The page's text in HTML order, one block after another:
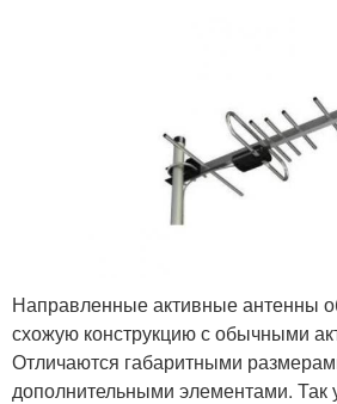
Направленные активные антенны
схожую конструкцию с обычными
Отличаются габаритными
дополнительными элементами. Так